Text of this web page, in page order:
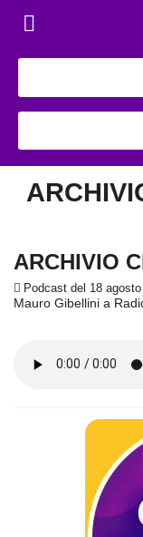
ARCHIVIO
Podcast del 18
Mauro Gibellini a